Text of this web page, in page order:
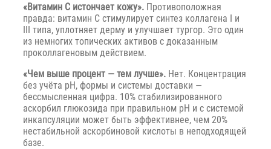
«Витамин C истончает кожу». Противоположная
правда: витамин C стимулирует синтез коллагена I и
III типа, уплотняет дерму и улучшает тургор. Это один
из немногих топических активов с доказанным
проколлагеновым действием.
«Чем выше процент — тем лучше». Нет. Концентрация
без учёта pH, формы и системы доставки —
бессмысленная цифра. 10% стабилизированного
аскорбил глюкозида при правильном pH и с системой
инкапсуляции может быть эффективнее, чем 20%
нестабильной аскорбиновой кислоты в неподходящей
базе.